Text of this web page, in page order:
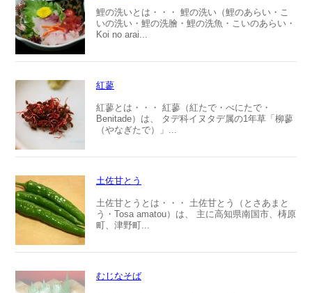
鯉の洗いとは・・・ 鯉の洗い（鯉のあらい・こ
いの洗い・鯉の洗膾・鯉の洗魚・こいのあらい・
Koi no arai...
紅蓼
紅蓼とは・・・ 紅蓼（紅たで・べにたで・
Benitade）は、 タデ科イヌタデ属の1年草「柳蓼
（やなぎたで）」...
土佐甘とう
土佐甘とうとは・・・ 土佐甘とう（とさあまと
う・Tosa amatou）は、 主に高知県南国市、梼原
町、津野町...
むじなそば